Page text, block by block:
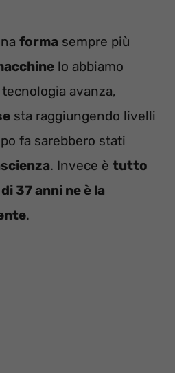
forma sempre più
lo abbiamo
tecnologia avanza,
sta raggiungendo livelli
fa sarebbero stati
. Invece è tutto
37 anni ne è la
.